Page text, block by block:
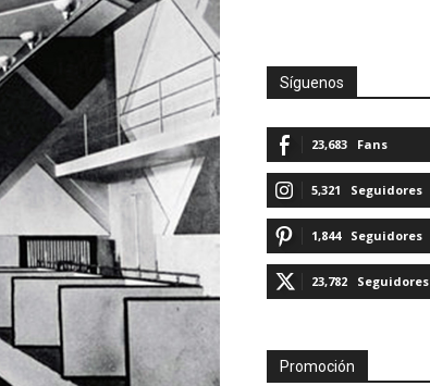
Síguenos
23,683 Fans
5,321 Seguidores
1,844 Seguidores
23,782 Seguidores
Promoción